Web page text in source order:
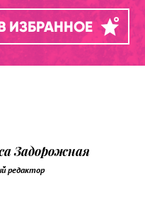
ИЗБРАННОЕ
Задорожная
редактор